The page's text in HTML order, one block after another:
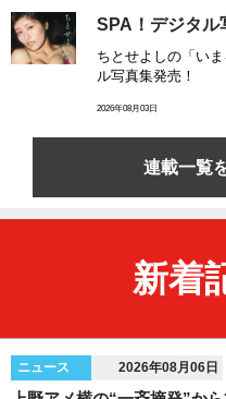
SPA！デジタル
ちとせよしの「い
ル写真集発売！
2026年08月03日
連載一覧
新着
ニュース 2026年08月06日